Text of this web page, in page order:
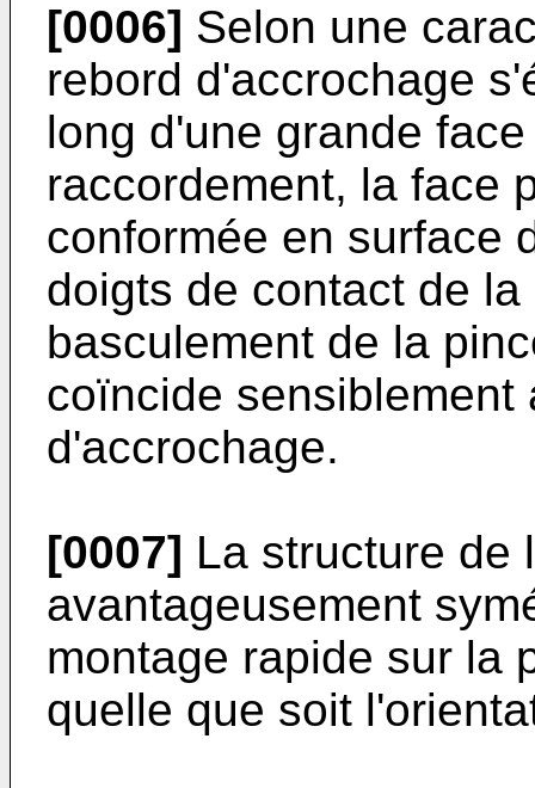
[0006] Selon une
rebord d'accrochage
long d'une grande
raccordement, la face
conformée en surface
doigts de contact de
basculement de la
coïncide sensiblement
d'accrochage.
[0007] La structure de
avantageusement
montage rapide sur la
quelle que soit